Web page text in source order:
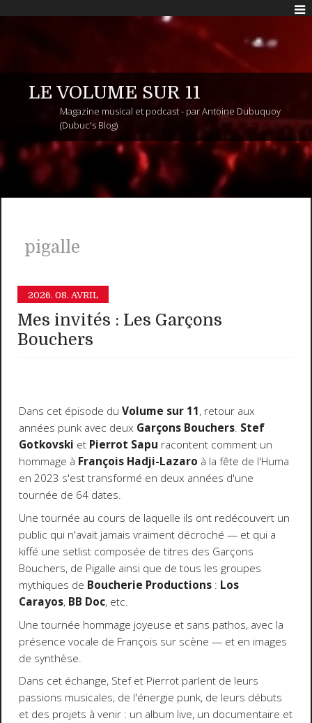
LE VOLUME SUR 11
Magazine musical et podcast - par Antoine Dubuquoy
(Dubuc's Blog)
pigalle
2026. 08. AVRIL
Mes invités : Les Garçons
Bouchers
Dans cet épisode du Volume sur 11, retour aux
années punk avec deux Garçons Bouchers. Stef
Gotkovski et Pierrot Sapu racontent comment un
hommage à François Hadji-Lazaro à la fête de l'Huma
en 2023 s'est transformé en deux années d'une
tournée de 64 dates.
Une tournée au cours de laquelle ils ont redécouvert un
public qui n'avait jamais vraiment décroché — et qui a
kiffé une setlist composée de titres des Garçons
Bouchers, de Pigalle ainsi que de tous les groupes
mythiques de Boucherie Productions: Los
Carayos, BB Doc, etc.
Une tournée hommage joyeuse et sans pathos, avec la
présence vocale de François sur scène — et en images
de synthèse.
Dans cet échange, Stef et Pierrot parlent de leurs
passions musicales, de l'énergie punk, de leurs débuts
et des projets à venir : un album live, un documentaire et